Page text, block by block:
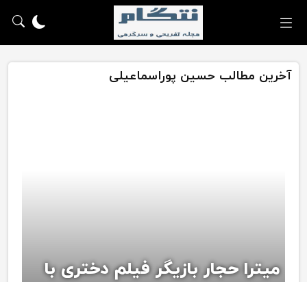
آخرین مطالب حسین پوراسماعیلی
میترا حجار بازیگر فیلم دختری با